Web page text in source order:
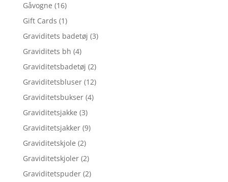
Gåvogne (16)
Gift Cards (1)
Graviditets badetøj (3)
Graviditets bh (4)
Graviditetsbadetøj (2)
Graviditetsbluser (12)
Graviditetsbukser (4)
Graviditetsjakke (3)
Graviditetsjakker (9)
Graviditetskjole (2)
Graviditetskjoler (2)
Graviditetspuder (2)